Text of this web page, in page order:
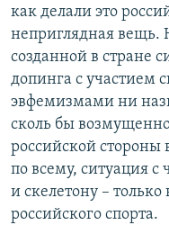
как делали это
неприглядная вещь.
созданной в стране
допинга с участием
эвфемизмами ни
сколь бы
российской стороны
по всему, ситуация
и скелетону –
российского спорта.